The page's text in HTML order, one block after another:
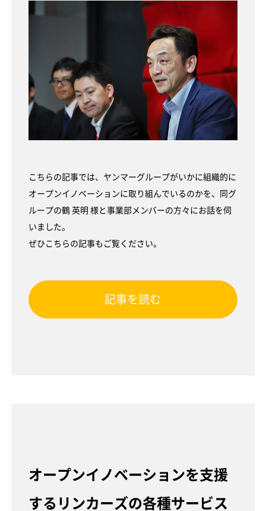
こちらの記事では、ヤンマーグループがいかに組織的に
オープンイノベーションに取り組んでいるのかを、同グ
ループの鶴 英明 様と事業部メンバーの方々にお話を伺
いました。
ぜひこちらの記事もご覧ください。
記事を読む
オープンイノベーションを支援
するリンカーズの各種サービス